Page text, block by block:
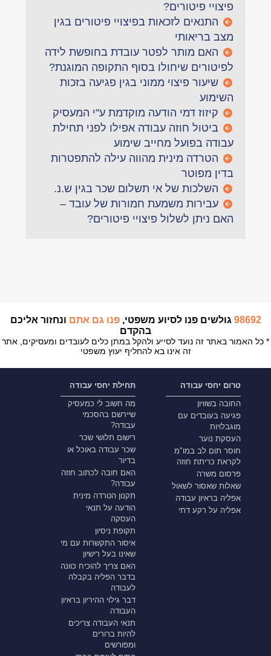
פיצויי פיטורים?
התנאים לזכאות בפיצויי פיטורים בגין
מצב בריאותי
האם מותר לפטר עובדת בחופשת לידה
לפיטורים שיחולו בסוף התקופה המוגנת?
שיעור פיצוי ממוני בגין פגיעה בזכות
השימוע
קיזוז דמי הודעה מוקדמת ע"י המעסיק
ביטול חוזה עבודה אפילו לפני תחילת
עבודה בפועל מחייב שימוע
הטרדה מינית מהווה עילה להתפטרות
בדין מפוטר
השלכות של אי תשלום שכר בגין ש.נ.
עבירות משמעת חמורות של עובד –
האם ניתן לשלול פיצויי פיטורים?
98692 גולשים פנו לסיוע משפטי,פנו גם אתם ונחזור אליכם
בהקדם
* כל האמור באתר זה נועד לסייע ולהקל במתן כלים לעובדים ומעסיקים, אתר
זה אינו בא להחליף יעוץ משפטי
טרום יחסי עבודה
החובה בשוויון
פגיעה בעובדים עם
מוגבלויות
העסקת נוער
חוסר תום לב במו"מ
לקראת כריתת חוזה
פרסום משרה
שאלות שאסור לשאול
אפליה בראיון עבודה
אפליה על רקע דתי
תחילת יחסי עבודה
מה חשוב לי כמעסיק
שיירשם בהסכמי
עבודה?
רישום תלושי שכר
שכר עבודה באוכל או
בדיור
האם חובה לכתוב חוזה
עבודה?
תקנון הטרדה מינית
הודעה על תנאי
העסקה
תקופת ניסיון
איסור התקשרות עם מי
שאינו בעל רישיון
האם צריך להוכיח כוונה
בדבר הפליה בקבלה
לעבודה
דבר גילוי ההיריון בראיון
העבודה
תנאי העבודה צריכים
להיות ברורים
ומפורשים